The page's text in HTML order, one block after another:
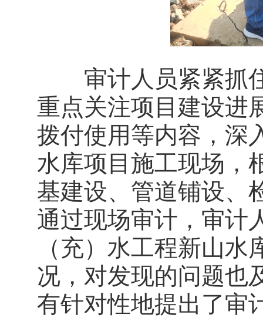
审计人员紧紧抓住
重点关注项目建设进
拨付使用等内容，深
水库项目施工现场，
基建设、管道铺设、
通过现场审计，审计
（充）水工程新山
况，对发现的问题也
有针对性地提出了审